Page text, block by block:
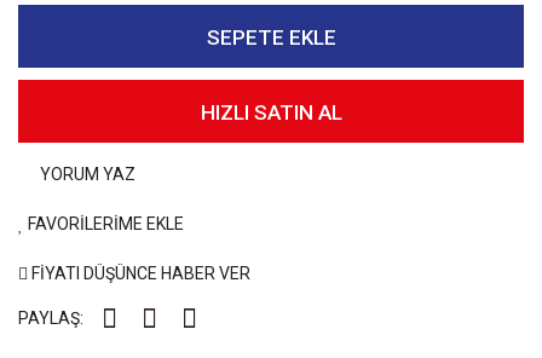
SEPETE EKLE
HIZLI SATIN AL
YORUM YAZ
FAVORİLERİME EKLE
FİYATI DÜŞÜNCE HABER VER
PAYLAŞ: